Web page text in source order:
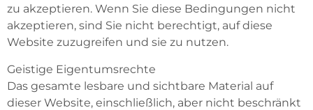
zu akzeptieren. Wenn Sie diese Bedingungen nicht
akzeptieren, sind Sie nicht berechtigt, auf diese
Website zuzugreifen und sie zu nutzen.
Geistige Eigentumsrechte
Das gesamte lesbare und sichtbare Material auf
dieser Website, einschließlich, aber nicht beschränkt